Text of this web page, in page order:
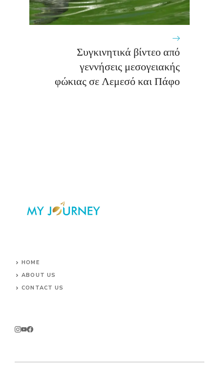
Συγκινητικά βίντεο από
γεννήσεις μεσογειακής
φώκιας σε Λεμεσό και Πάφο
HOME
ABOUT US
CONTACT US